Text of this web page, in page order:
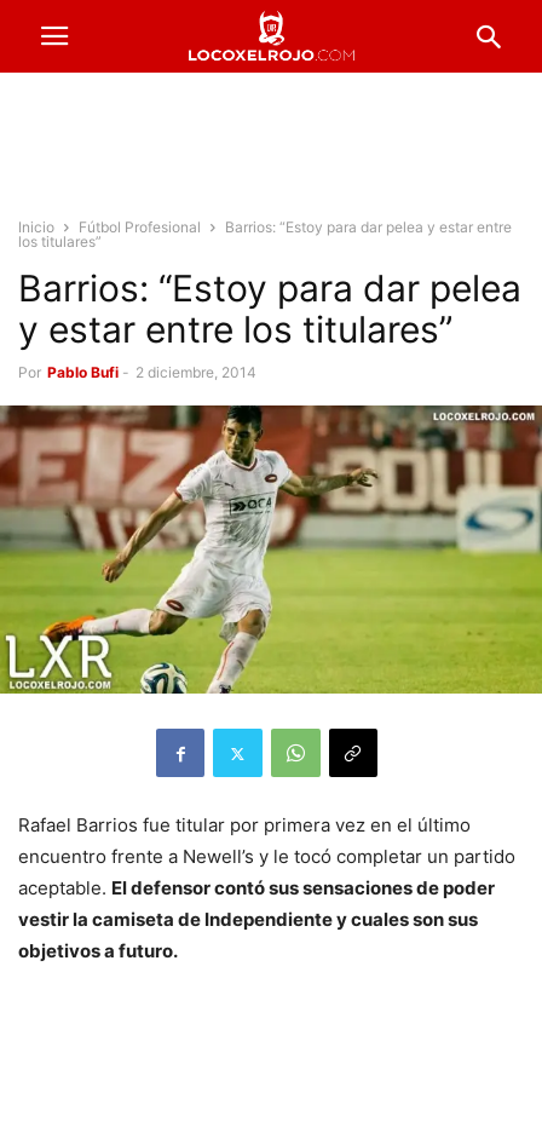
Inicio Fútbol Profesional
Barrios: “Estoy para dar pelea y estar entre
los titulares”
Barrios: “Estoy para dar pelea
y estar entre los titulares”
Por Pablo Bufi - 2 diciembre, 2014
Rafael Barrios fue titular por primera vez en el último
encuentro frente a Newell’s y le tocó completar un partido
aceptable. El defensor contó sus sensaciones de poder
vestir la camiseta de Independiente y cuales son sus
objetivos a futuro.